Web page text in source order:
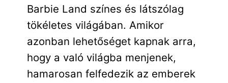
Barbie Land színes és látszólag
tökéletes világában. Amikor
azonban lehetőséget kapnak arra,
hogy a való világba menjenek,
hamarosan felfedezik az emberek